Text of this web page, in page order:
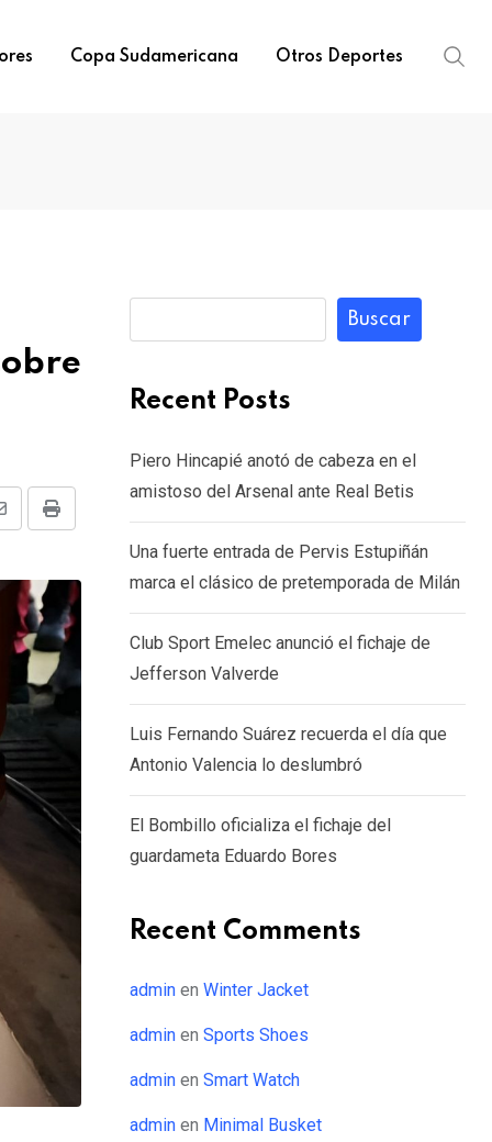
Copa Sudamericana Otros Deportes
Print
Buscar
Recent Posts
Piero Hincapié anotó de cabeza en el
amistoso del Arsenal ante Real Betis
Una fuerte entrada de Pervis Estupiñán
marca el clásico de pretemporada de Milán
Club Sport Emelec anunció el fichaje de
Jefferson Valverde
Luis Fernando Suárez recuerda el día que
Antonio Valencia lo deslumbró
El Bombillo oficializa el fichaje del
guardameta Eduardo Bores
Recent Comments
admin en Winter Jacket
admin en Sports Shoes
admin en Smart Watch
admin en Minimal Busket